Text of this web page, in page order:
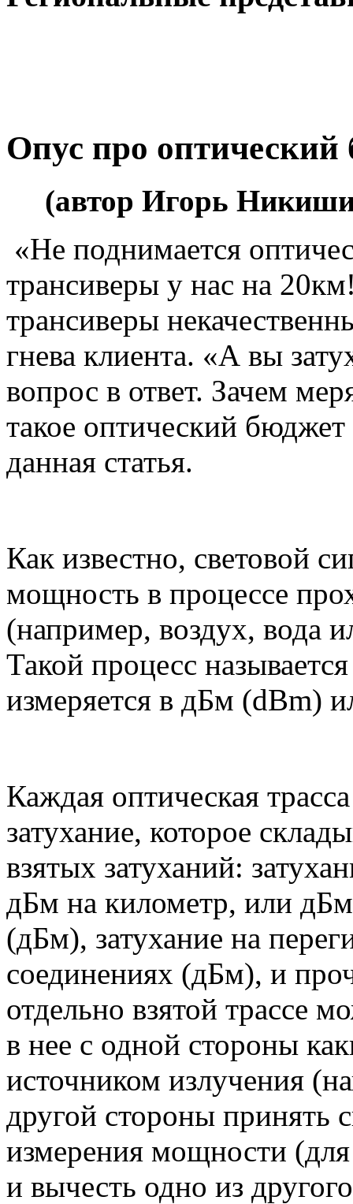
Опус про оптический
(автор Игорь
«Не поднимается
трансиверы у нас на
трансиверы
гнева клиента. «А вы
вопрос в ответ. Зачем
такое оптический бюджет
данная статья.
Как известно, световой
мощность в процессе
(например, воздух, вода
Такой процесс
измеряется в дБм (dBm)
Каждая оптическая
затухание, которое
взятых затуханий:
дБм на километр, или
(дБм), затухание на
соединениях (дБм), и
отдельно взятой трассе
в нее с одной стороны
источником излучения
другой стороны принять
измерения мощности
и вычесть одно из